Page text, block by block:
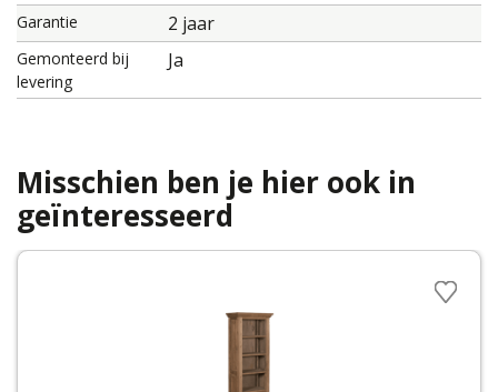
Garantie
2 jaar
Gemonteerd bij
levering
Ja
Misschien ben je hier ook in
geïnteresseerd